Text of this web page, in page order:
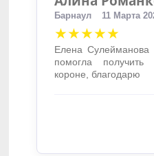
Барнаул
11 Марта
★★★★★
Елена Сулейманова
помогла
короне, благодарю